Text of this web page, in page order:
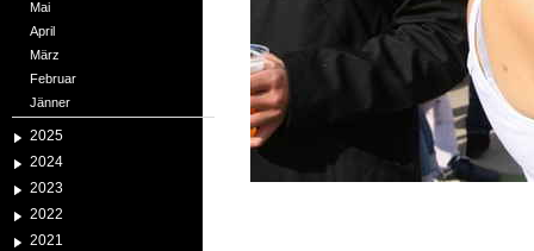
Mai
April
März
Februar
Jänner
2025
2024
2023
2022
2021